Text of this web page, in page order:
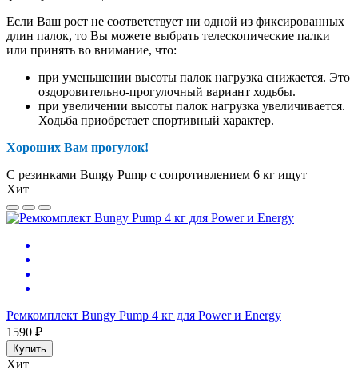
Если Ваш рост не соответствует ни одной из фиксированных
длин палок, то Вы можете выбрать телескопические палки
или принять во внимание, что:
при уменьшении высоты палок нагрузка снижается. Это
оздоровительно-прогулочный вариант ходьбы.
при увеличении высоты палок нагрузка увеличивается.
Ходьба приобретает спортивный характер.
Хороших Вам прогулок!
С резинками Bungy Pump с сопротивлением 6 кг ищут
Хит
Ремкомплект Bungy Pump 4 кг для Power и Energy
1590 ₽
Купить
Хит